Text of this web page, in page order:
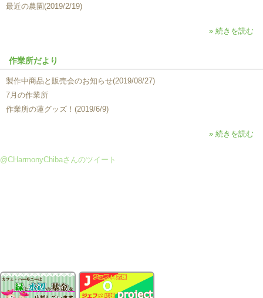
最近の農園(2019/2/19)
» 続きを読む
作業所だより
製作中商品と販売会のお知らせ(2019/08/27)
7月の作業所
作業所の蓮グッズ！(2019/6/9)
» 続きを読む
@CHarmonyChibaさんのツイート